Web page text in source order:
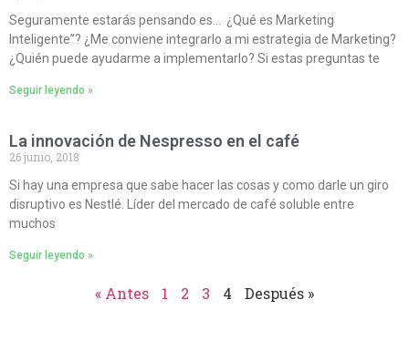
Seguramente estarás pensando es… ¿Qué es Marketing
Inteligente”? ¿Me conviene integrarlo a mi estrategia de Marketing?
¿Quién puede ayudarme a implementarlo? Si estas preguntas te
Seguir leyendo »
La innovación de Nespresso en el café
26 junio, 2018
Si hay una empresa que sabe hacer las cosas y como darle un giro
disruptivo es Nestlé. Líder del mercado de café soluble entre
muchos
Seguir leyendo »
« Antes 1 2 3 4 Después »